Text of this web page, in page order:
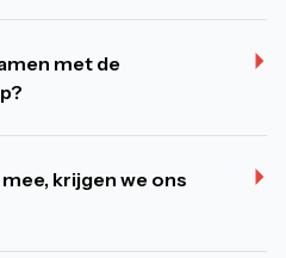
met de
krijgen we ons